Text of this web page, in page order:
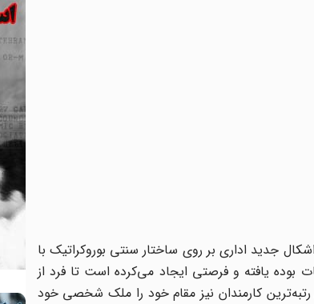
اشکال جدید اداری بر روی ساختار سنتی بوروکراتیک با
یافته و فرصتی ایجاد می‌کرده است تا فرد از
کارمندان نیز مقام خود را ملک شخصی خود